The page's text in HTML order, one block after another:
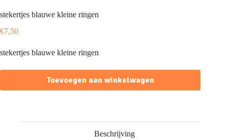
stekertjes blauwe kleine ringen
€7,50
stekertjes blauwe kleine ringen
Toevoegen aan winkelwagen
Beschrijving